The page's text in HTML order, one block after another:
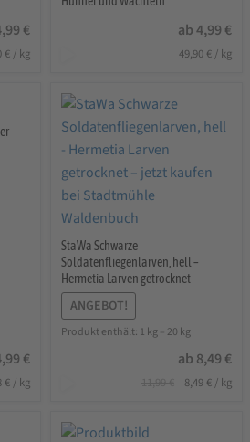
€
€ / kg
ab4,99 €
49,90 €/ kg
€
€ / kg
StaWa Schwarze
Soldatenfliegenlarven, hell –
Hermetia Larven getrocknet
ANGEBOT!
Produkt enthält: 1 kg– 20 kg
ab 8,49 €
Ursprünglicher
8,49 €/ kg